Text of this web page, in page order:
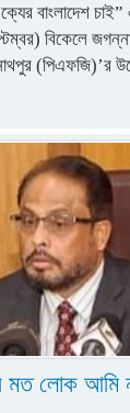
বাংলাদেশ
বিকেলে
(পিএফজি)’র
মত লোক আমি